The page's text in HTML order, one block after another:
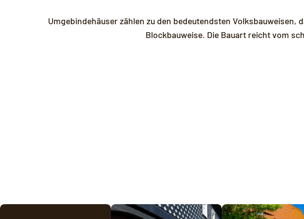
Umgebindehäuser zählen zu den bedeutendsten
Blockbauweise. Die Bauart reicht vom